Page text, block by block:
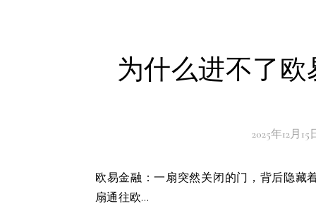
为什么进不了
2025年12月15
欧易金融：一扇突然关闭的门，背后隐藏着怎样的世界？我坐在电脑前，鼠标轻轻滑过屏幕，试图打开那
扇通往欧…